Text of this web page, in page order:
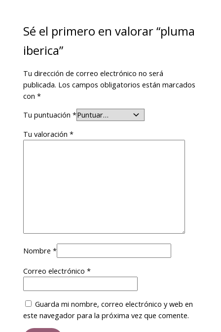
Sé el primero en valorar “pluma
iberica”
Tu dirección de correo electrónico no será
publicada. Los campos obligatorios están marcados
con*
Tu puntuación*
Tu valoración*
Nombre*
Correo electrónico*
Guarda mi nombre, correo electrónico y web en
este navegador para la próxima vez que comente.